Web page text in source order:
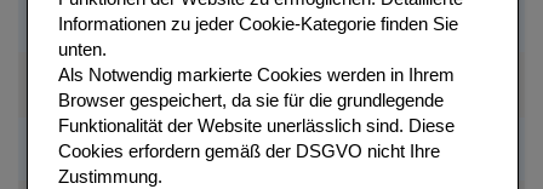
Kokosmilch 400 ml Vollfett
Fuer Teig und
Fuellung
Kokosnuss-Sahne
(frisch)
200 ml
Oben aus
Dose
Fuer cremige Fuellung
Zucker 80 g Fein
Geteilt: Teig und
Fuellung
Informationen zu jeder Cookie-Kategorie finden Sie
unten.
Als Notwendig markierte Cookies werden in Ihrem
Browser gespeichert, da sie für die grundlegende
Funktionalität der Website unerlässlich sind. Diese
Cookies erfordern gemäß der DSGVO nicht Ihre
Zustimmung.